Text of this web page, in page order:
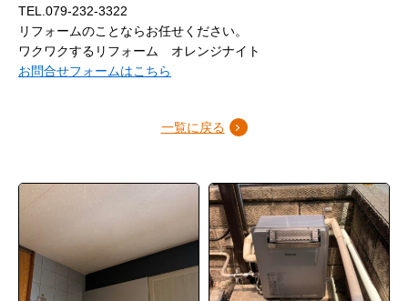
TEL.079-232-3322
リフォームのことならお任せください。
ワクワクするリフォーム オレンジナイト
お問合せフォームはこちら
一覧に戻る